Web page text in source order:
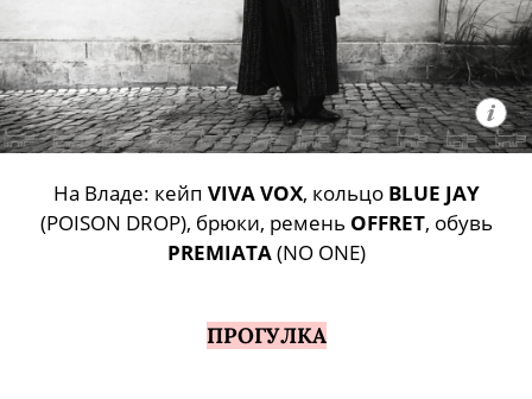
На Владе: кейп VIVA VOX, кольцо BLUE JAY
(POISON DROP), брюки, ремень OFFRET, обувь
PREMIATA(NO ONE)
ПРОГУЛКА